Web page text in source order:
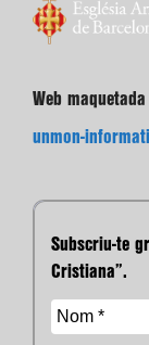
Web
unmon-
Subscriu-te
Cristiana”.